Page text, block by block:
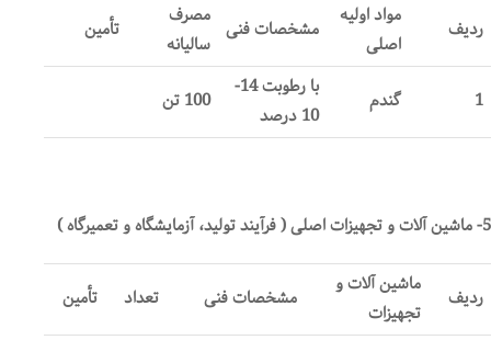
ردیف
مواد اولیه
اصلی
مشخصات فنی مصرف
سالیانه
تأمین
1 گندم
با رطوبت 14-
10 درصد
100 تن
5- ماشین آلات و تجهیزات اصلی ( فرآیند تولید، آزمایشگاه و تعمیرگاه )
ردیف
ماشین آلات و
تجهیزات
مشخصات فنی تعداد تأمین